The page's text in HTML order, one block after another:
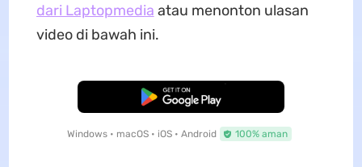
dari Laptopmedia atau menonton ulasan
video di bawah ini.
Unduh Gratis
Windows • macOS • iOS • Android 100% aman